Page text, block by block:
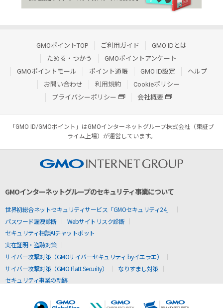
GMOポイントTOP ご利用ガイド
GMO IDとは
ためる・つかう
GMOポイントアンケート
GMOポイントモール
ポイント通帳 GMO ID設定
ヘルプ
お問い合わせ
利用規約
Cookieポリシー
プライバシーポリシー
会社概要
「GMO ID/GMOポイント」はGMOインターネットグループ株式会社（東証プ
ライム上場）が運営しています。
GMOインターネットグループのセキュリティ事業について
世界初総合ネットセキュリティサービス「GMOセキュリティ24」
パスワード漏洩診断
Webサイトリスク診断
セキュリティ相談AIチャットボット
実在証明・盗聴対策
サイバー攻撃対策（GMOサイバーセキュリティ byイエラエ）
サイバー攻撃対策（GMO Flatt Security）
なりすまし対策
セキュリティ事業の軌跡